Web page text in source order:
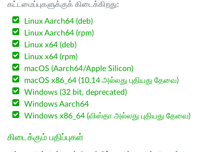
கட்டமைப்புகளுக்குக் கிடைக்கிறது:
Linux Aarch64 (deb)
Linux Aarch64 (rpm)
Linux x64 (deb)
Linux x64 (rpm)
macOS (Aarch64/Apple Silicon)
macOS x86_64 (10.14 அல்லது புதியது தேவை)
Windows (32 bit, deprecated)
Windows Aarch64
Windows x86_64 (விஸ்தா அல்லது புதியது தேவை)
கிடைக்கும் பதிப்புகள்